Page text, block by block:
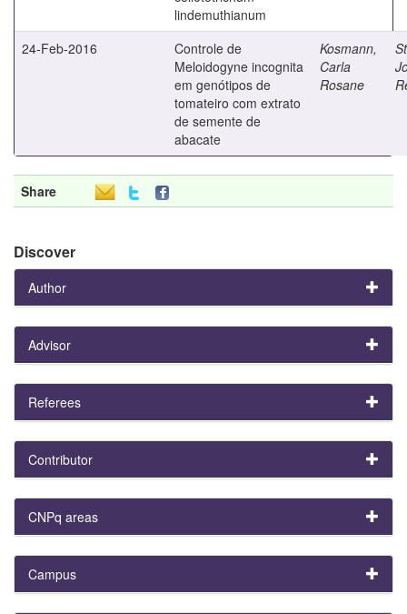
lindemuthianum
24-Feb-2016
Controle de
Meloidogyne incognita
em genótipos de
tomateiro com extrato
de semente de
abacate
Kosmann,
Carla
Rosane
Share
Discover
Author
Advisor
Referees
Contributor
CNPq areas
Campus